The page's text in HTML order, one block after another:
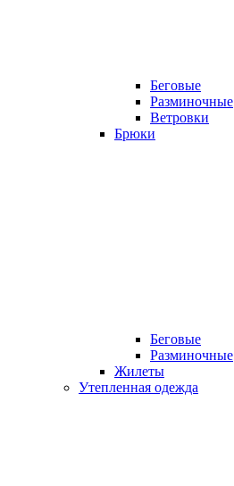
Беговые
Разминочные
Ветровки
Брюки
Беговые
Разминочные
Жилеты
Утепленная одежда